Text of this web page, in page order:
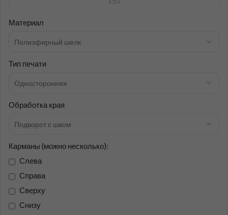
Материал
Тип печати
Обработка края
Карманы (можно несколько):
Слева
Справа
Сверху
Снизу